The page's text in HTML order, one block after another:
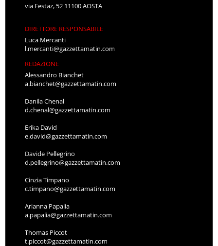
via Festaz, 52 11100 AOSTA
DIRETTORE RESPONSABILE
Luca Mercanti
l.mercanti@gazzettamatin.com
REDAZIONE
Alessandro Bianchet
a.bianchet@gazzettamatin.com
Danila Chenal
d.chenal@gazzettamatin.com
Erika David
e.david@gazzettamatin.com
Davide Pellegrino
d.pellegrino@gazzettamatin.com
Cinzia Timpano
c.timpano@gazzettamatin.com
Arianna Papalia
a.papalia@gazzettamatin.com
Thomas Piccot
t.piccot@gazzettamatin.com